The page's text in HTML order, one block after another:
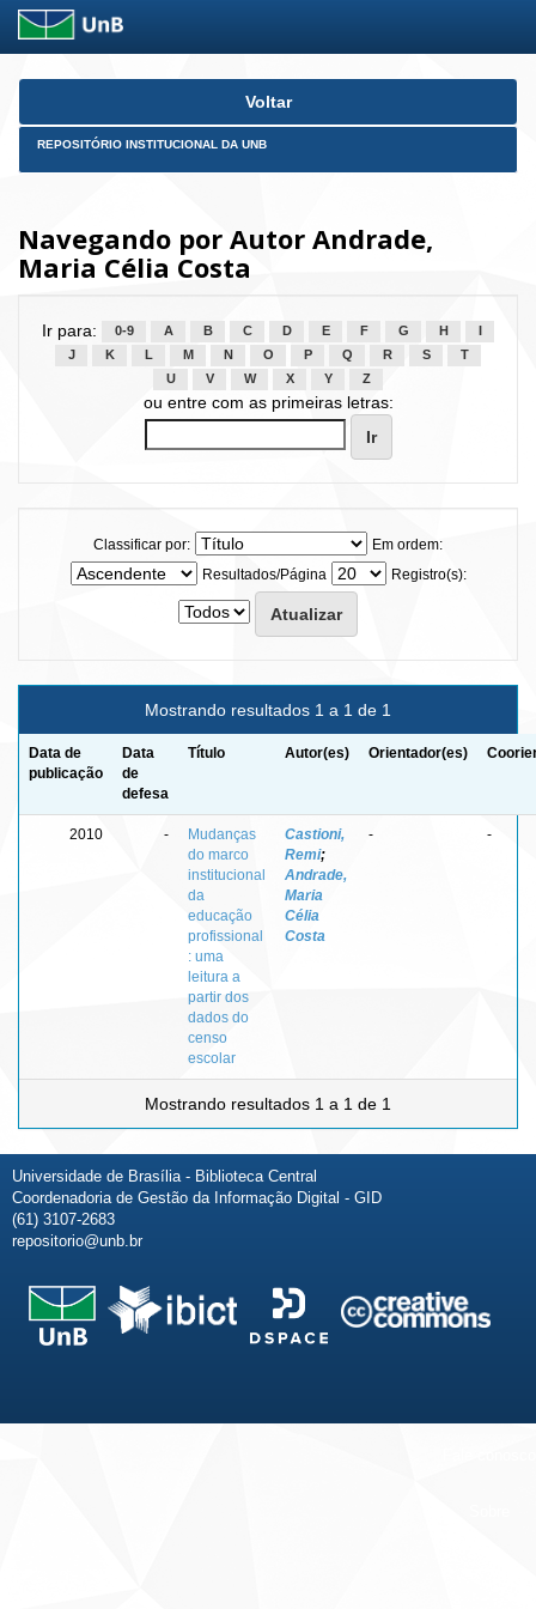
Skip
Voltar
REPOSITÓRIO INSTITUCIONAL DA UNB
Navegando por Autor Andrade,
Maria Célia Costa
Ir para: 0-9 A B C D E F G H
J
K L M N O P Q R S
T
U
V W X Y Z
ou entre com as primeiras letras:
Classificar por:
Em ordem:
Resultados/Página
Registro(s):
Mostrando resultados 1 a 1 de 1
Data de
publicação
Data
de
defesa
Título Autor(es) Orientador(es)
2010 -
Mudanças
do marco
institucional
da
educação
profissional
: uma
leitura a
partir dos
dados do
censo
escolar
Castioni,
Remi;
Andrade,
Maria
Célia
Costa
- -
Mostrando resultados 1 a 1 de 1
Universidade de Brasília - Biblioteca Central
Coordenadoria de Gestão da Informação Digital - GID
(61) 3107-2683
repositorio@unb.br